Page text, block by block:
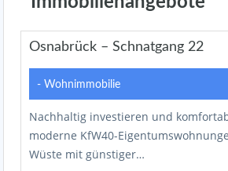
Osnabrück – Schnatgang 22
- Wohnimmobilie
Nachhaltig investieren und
moderne KfW40-
Wüste mit günstiger…